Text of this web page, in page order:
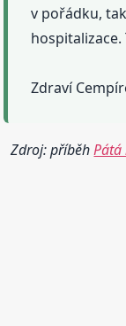
v pořádku,
hospitalizace.
Zdraví
Zdroj: příběhPátá